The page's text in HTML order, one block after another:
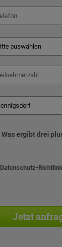
Was ergibt drei
Datenschutz-